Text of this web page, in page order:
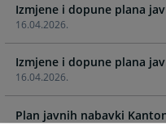
forward
to
interact
with
the
calendar
and
16.04.2026.
Izmjene i dopune plana
16.04.2026.
Izmjene i dopune plana
Plan javnih nabavki